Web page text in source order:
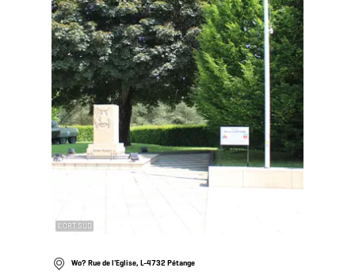
©ORT SUD
Wo? Rue de l'Eglise, L-4732 Pétange